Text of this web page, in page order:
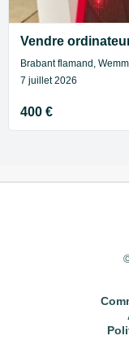
Vendre
Brabant flamand,
7 juillet 2026
400 €